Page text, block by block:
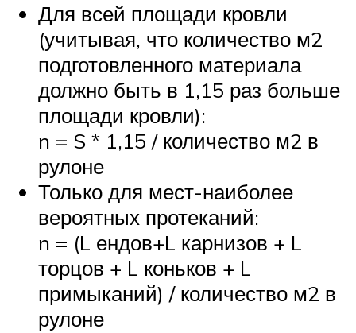
Для всей площади кровли
(учитывая, что количество м2
подготовленного материала
должно быть в 1,15 раз больше
площади кровли):
n = S * 1,15 / количество м2 в
рулоне
Только для мест-наиболее
вероятных протеканий:
n = (L ендов+L карнизов + L
торцов + L коньков + L
примыканий) / количество м2 в
рулоне